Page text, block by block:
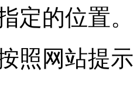
定的位置。
照网站提